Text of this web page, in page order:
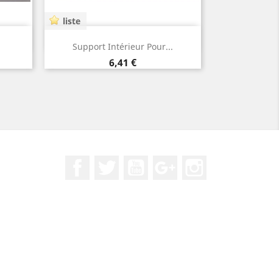
Support Intérieur Pour...
Prix
6,41 €
liste